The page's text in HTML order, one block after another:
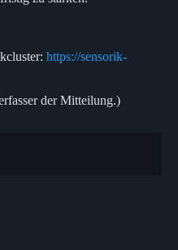
https://sensorik-
der Mitteilung.)